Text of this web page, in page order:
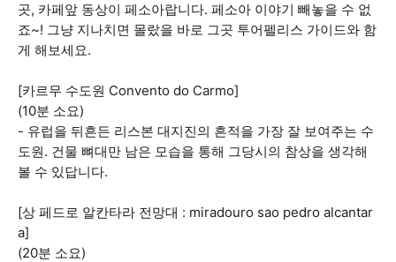
곳, 카페앞 동상이 페소아랍니다. 페소아 이야기 빼놓을 수 없
죠~! 그냥 지나치면 몰랐을 바로 그곳 투어펠리스 가이드와 함
게 해보세요.
[카르무 수도원 Convento do Carmo]
(10분 소요)
- 유럽을 뒤흔든 리스본 대지진의 흔적을 가장 잘 보여주는 수
도원. 건물 뼈대만 남은 모습을 통해 그당시의 참상을 생각해
볼 수 있답니다.
[상 페드로 알칸타라 전망대 : miradouro sao pedro alcantar
a]
(20분 소요)